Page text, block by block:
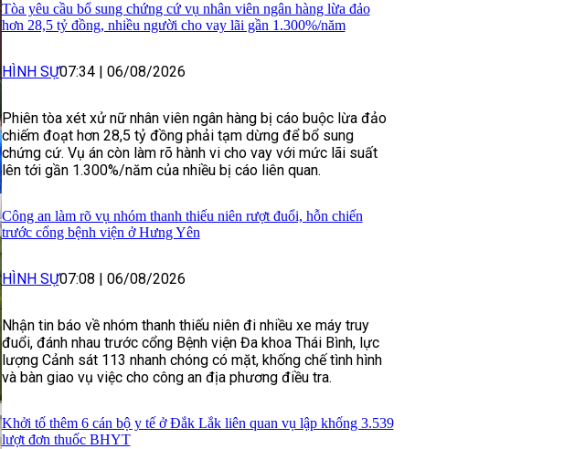
Tòa yêu cầu bổ sung chứng cứ vụ nhân viên ngân hàng lừa đảo
hơn 28,5 tỷ đồng, nhiều người cho vay lãi gần 1.300%/năm
HÌNH SỰ07:34 06/08/2026
Phiên tòa xét xử nữ nhân viên ngân hàng bị cáo buộc lừa đảo
chiếm đoạt hơn 28,5 tỷ đồng phải tạm dừng để bổ sung
chứng cứ. Vụ án còn làm rõ hành vi cho vay với mức lãi suất
lên tới gần 1.300%/năm của nhiều bị cáo liên quan.
Công an làm rõ vụ nhóm thanh thiếu niên rượt đuổi, hỗn chiến
trước cổng bệnh viện ở Hưng Yên
HÌNH SỰ07:08 06/08/2026
Nhận tin báo về nhóm thanh thiếu niên đi nhiều xe máy truy
đuổi, đánh nhau trước cổng Bệnh viện Đa khoa Thái Bình, lực
lượng Cảnh sát 113 nhanh chóng có mặt, khống chế tình hình
và bàn giao vụ việc cho công an địa phương điều tra.
Khởi tố thêm 6 cán bộ y tế ở Đắk Lắk liên quan vụ lập khống 3.539
lượt đơn thuốc BHYT